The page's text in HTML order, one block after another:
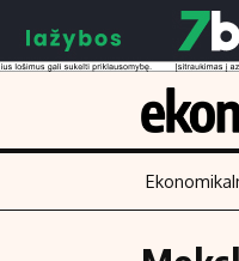
Ekonomika